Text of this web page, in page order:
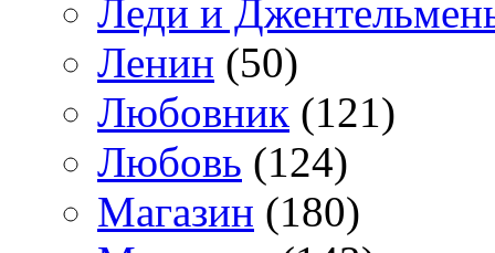
Леди и
Ленин (50)
Любовник (121)
Любовь (124)
Магазин (180)